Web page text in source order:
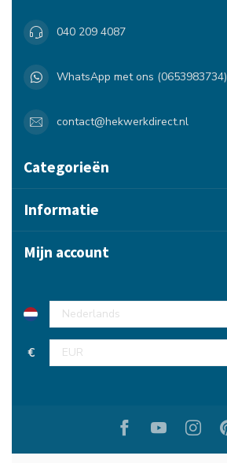
040 209 4087
WhatsApp met ons (0653983734)
contact@hekwerkdirect.nl
Categorieën
Informatie
Mijn account
€